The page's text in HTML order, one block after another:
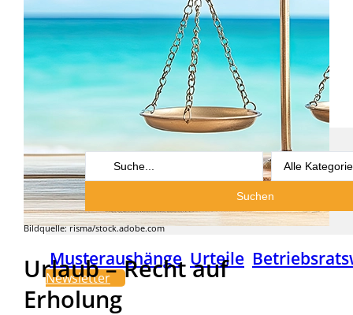
kk-bildung.de
Suche
Search
...
Suchen
Musteraushänge Urteile
Newsletter
Bildquelle: risma/stock.adobe.com
Urlaub – Recht auf
Erholung